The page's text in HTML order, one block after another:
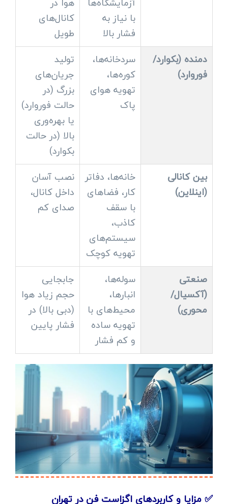
با نیاز به
فشار بالا
کانال‌های
طویل
دمنده (بکوارد/
فوروارد)
سردخانه‌ها،
کوره‌ها،
تهویه هوای
پاک
تولید
جریان‌های
بزرگ (در
حالت فوروارد)
یا بهره‌وری
بالا (در حالت
بکوارد)
بین کانالی
(اینلاین)
خانه‌ها، دفاتر
کار، فضاهای
با سقف
کاذب،
سیستم‌های
تهویه کوچک
نصب آسان
داخل کانال،
صدای کم
صنعتی
(آکسیال/
محوری)
سوله‌ها،
انبارها،
محیط‌های با
تهویه ساده
و کم فشار
جابجایی
حجم زیاد هوا
(دبی بالا) در
فشار پایین
✅ مزایا و کاربردهای اگزاست فن در تهران